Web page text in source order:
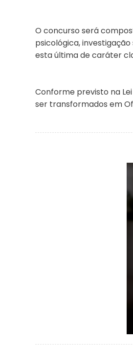
O concurso será
psicológica,
esta última de caráter
Conforme previsto na
ser transformados em